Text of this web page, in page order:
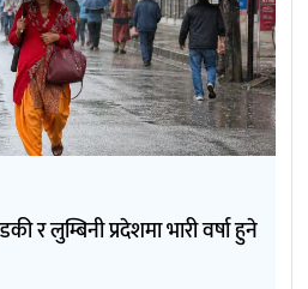
र लुम्बिनी प्रदेशमा भारी वर्षा हुने